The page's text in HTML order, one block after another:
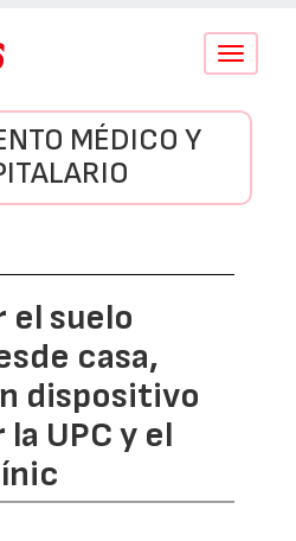
Conmutar
MÉDICO Y
el suelo
casa,
dispositivo
UPC y el